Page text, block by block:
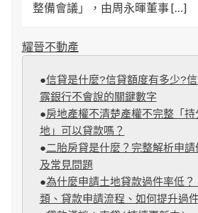
整備會議」，由周永暉董事 […]
耀晉不動產
●信貸是什麼?信貸額度有多少?
露銀行不會說的關鍵數字
●房地產權不清楚產權不完整「持
地」可以貸款嗎？
●二胎房貸是什麼？完整解析申請
及常見問題
●為什麼申請土地貸款過件率低？
類、貸款申請流程、如何提升過件